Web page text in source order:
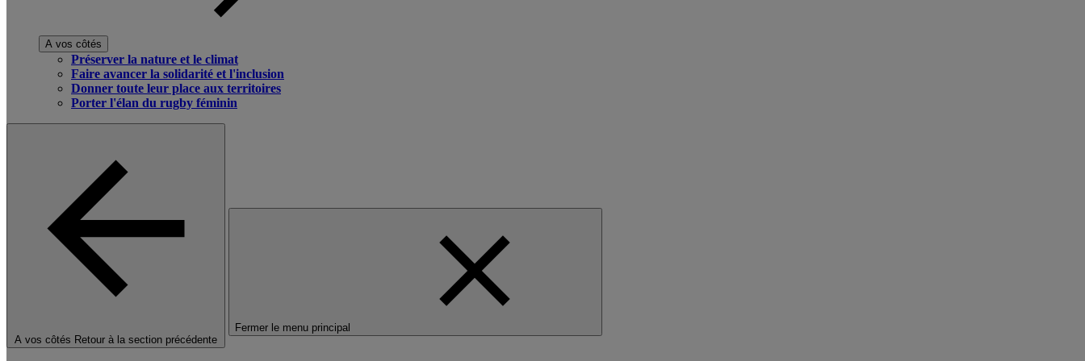
A vos côtés
Préserver la nature et le climat
Faire avancer la solidarité et l'inclusion
Donner toute leur place aux territoires
Porter l'élan du rugby féminin
A vos côtés Retour à la section précédente
Fermer le menu principal